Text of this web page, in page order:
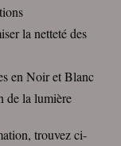
la netteté des
en Noir et Blanc
de la lumière
trouvez ci-